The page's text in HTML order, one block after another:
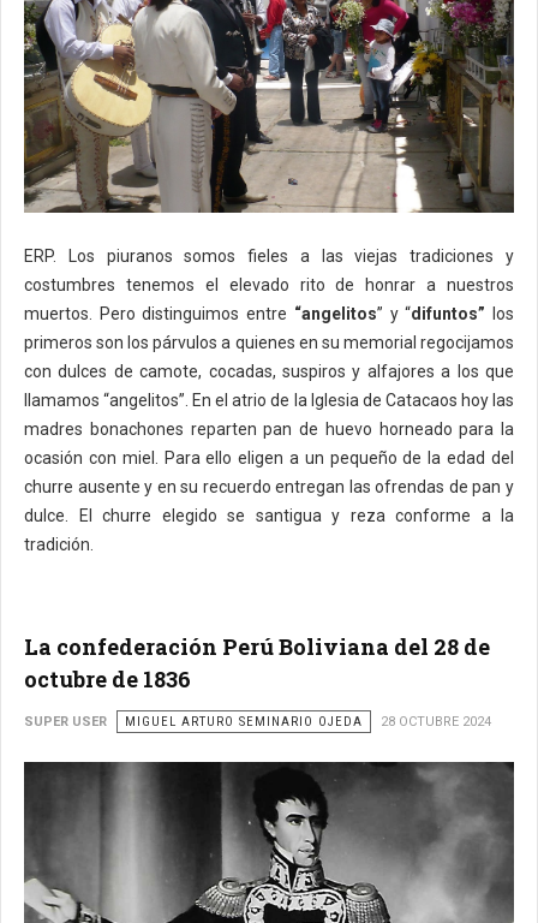
ERP. Los piuranos somos fieles a las viejas tradiciones y
costumbres tenemos el elevado rito de honrar a nuestros
muertos. Pero distinguimos entre “angelitos” y “difuntos” los
primeros son los párvulos a quienes en su memorial regocijamos
con dulces de camote, cocadas, suspiros y alfajores a los que
llamamos “angelitos”. En el atrio de la Iglesia de Catacaos hoy las
madres bonachones reparten pan de huevo horneado para la
ocasión con miel. Para ello eligen a un pequeño de la edad del
churre ausente y en su recuerdo entregan las ofrendas de pan y
dulce. El churre elegido se santigua y reza conforme a la
tradición.
La confederación Perú Boliviana del 28 de
octubre de 1836
SUPER USER MIGUEL ARTURO SEMINARIO OJEDA 28 OCTUBRE 2024